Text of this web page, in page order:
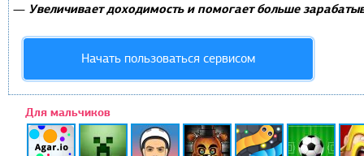
— Увеличивает доходимость и помогает больше
Начать пользоваться сервисом
Для мальчиков